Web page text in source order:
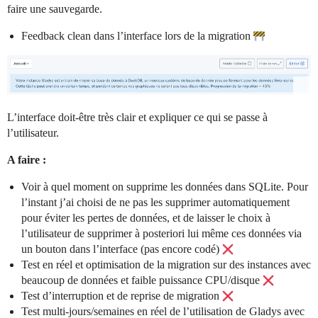
faire une sauvegarde.
Feedback clean dans l’interface lors de la migration
L’interface doit-être très clair et expliquer ce qui se passe à
l’utilisateur.
A faire :
Voir à quel moment on supprime les données dans SQLite. Pour
l’instant j’ai choisi de ne pas les supprimer automatiquement
pour éviter les pertes de données, et de laisser le choix à
l’utilisateur de supprimer à posteriori lui même ces données via
un bouton dans l’interface (pas encore codé)
Test en réel et optimisation de la migration sur des instances avec
beaucoup de données et faible puissance CPU/disque
Test d’interruption et de reprise de migration
Test multi-jours/semaines en réel de l’utilisation de Gladys avec